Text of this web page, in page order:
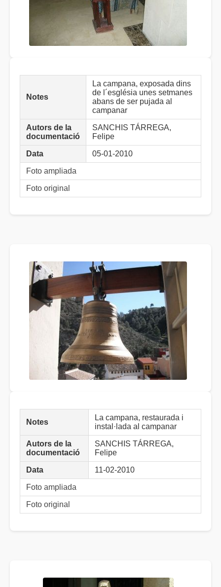
Notes
La campana, exposada dins
de l´església unes setmanes
abans de ser pujada al
campanar
Autors de la
documentació
SANCHIS TÁRREGA,
Felipe
Data 05-01-2010
Foto ampliada
Foto original
Notes
La campana, restaurada i
instal·lada al campanar
Autors de la
documentació
SANCHIS TÁRREGA,
Felipe
Data 11-02-2010
Foto ampliada
Foto original